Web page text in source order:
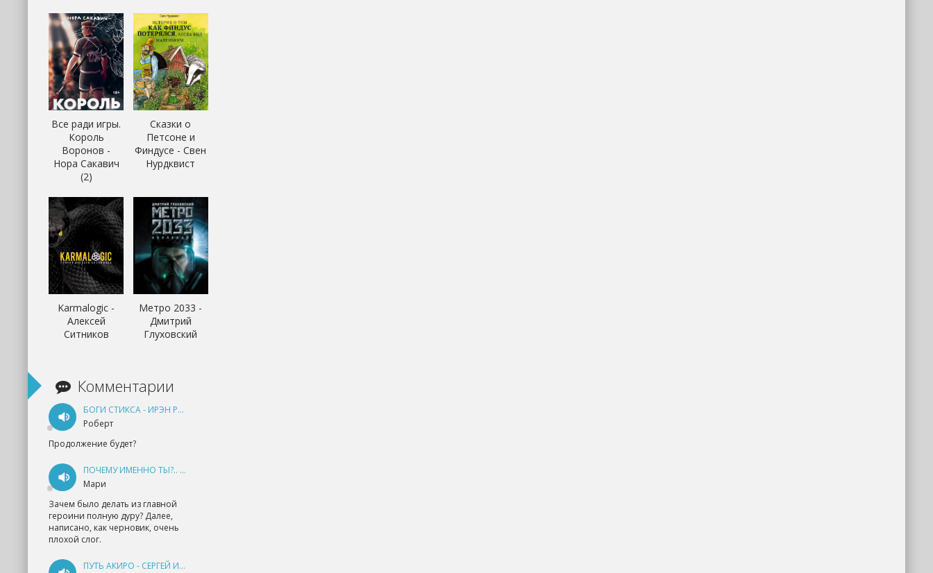
Все ради игры.
Король
Воронов -
Нора Сакавич
(2)
Сказки о
Петсоне и
Финдусе - Свен
Нурдквист
Karmalogic -
Алексей
Ситников
Метро 2033 -
Дмитрий
Глуховский
Комментарии
БОГИ СТИКСА - ИРЭН РУДКЕВИЧ
Роберт
Продолжение будет?
ПОЧЕМУ ИМЕННО ТЫ?.. КНИГА 1 - ЕКАТЕРИНА ЮДИНА
Мари
Зачем было делать из главной
героини полную дуру? Далее,
написано, как черновик, очень
плохой слог.
ПУТЬ АКИРО - СЕРГЕЙ ИЗМАЙЛОВ